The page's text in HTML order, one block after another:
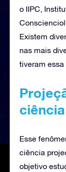
o IIPC,
Existem
nas mais
tiveram
Esse
ciência
objetivo